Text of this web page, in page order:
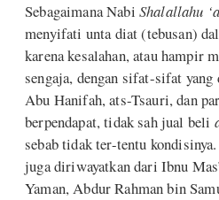
Sebagaimana Nabi Shalallahu
menyifati unta diat (tebusan)
karena kesalahan, atau hampir
sengaja, dengan sifat-sifat
Abu Hanifah, ats-Tsauri, dan
berpendapat, tidak sah jual beli
sebab tidak ter-tentu
juga diriwayatkan dari Ibnu
Yaman, Abdur Rahman bin